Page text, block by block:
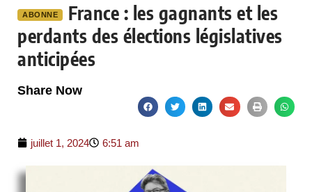
ABONNE
France : les gagnants et les
perdants des élections législatives
anticipées
Share Now
juillet 1, 2024 6:51 am